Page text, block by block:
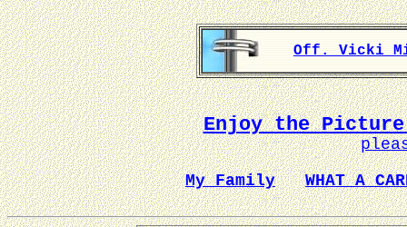
Off. Vicki
Enjoy the Picture
My Family
WHAT A